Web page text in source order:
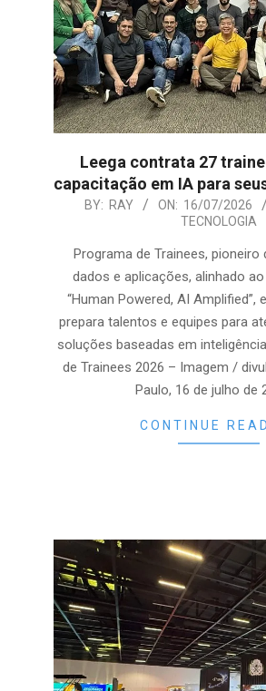
Leega contrata 27
capacitação em IA para
2026-BY: RAY ON: 16/07/2026
TECNOLOGIA
Programa de Trainees,
dados e aplicações, alinhado
“Human Powered, AI Amplified”,
prepara talentos e equipes para
soluções baseadas em
de Trainees 2026 – Imagem /
Paulo, 16 de julho de
CONTINUE